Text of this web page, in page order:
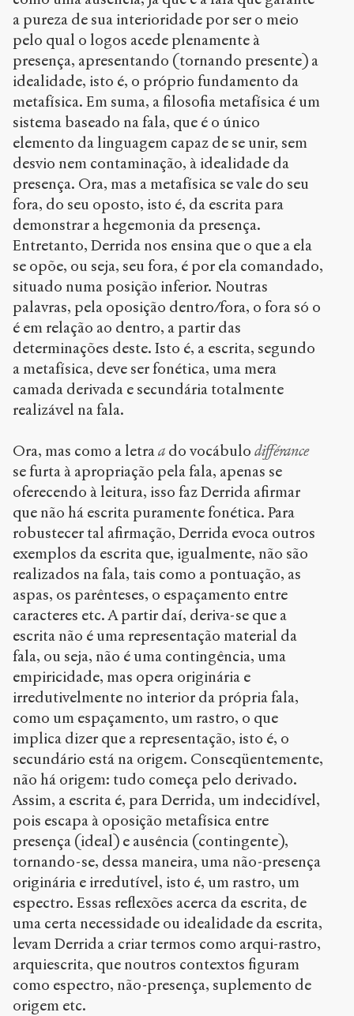
a pureza de sua interioridade por ser o meio
pelo qual o logos acede plenamente à
presença, apresentando (tornando presente) a
idealidade, isto é, o próprio fundamento da
metafísica. Em suma, a filosofia metafísica é um
sistema baseado na fala, que é o único
elemento da linguagem capaz de se unir, sem
desvio nem contaminação, à idealidade da
presença. Ora, mas a metafísica se vale do seu
fora, do seu oposto, isto é, da escrita para
demonstrar a hegemonia da presença.
Entretanto, Derrida nos ensina que o que a ela
se opõe, ou seja, seu fora, é por ela comandado,
situado numa posição inferior. Noutras
palavras, pela oposição dentro/fora, o fora só o
é em relação ao dentro, a partir das
determinações deste. Isto é, a escrita, segundo
a metafísica, deve ser fonética, uma mera
camada derivada e secundária totalmente
realizável na fala.
Ora, mas como a letraa do vocábulo différance
se furta à apropriação pela fala, apenas se
oferecendo à leitura, isso faz Derrida afirmar
que não há escrita puramente fonética. Para
robustecer tal afirmação, Derrida evoca outros
exemplos da escrita que, igualmente, não são
realizados na fala, tais como a pontuação, as
aspas, os parênteses, o espaçamento entre
caracteres etc. A partir daí, deriva-se que a
escrita não é uma representação material da
fala, ou seja, não é uma contingência, uma
empiricidade, mas opera originária e
irredutivelmente no interior da própria fala,
como um espaçamento, um rastro, o que
implica dizer que a representação, isto é, o
secundário está na origem. Conseqüentemente,
não há origem: tudo começa pelo derivado.
Assim, a escrita é, para Derrida, um indecidível,
pois escapa à oposição metafísica entre
presença (ideal) e ausência (contingente),
tornando-se, dessa maneira, uma não-presença
originária e irredutível, isto é, um rastro, um
espectro. Essas reflexões acerca da escrita, de
uma certa necessidade ou idealidade da escrita,
levam Derrida a criar termos como arqui-rastro,
arquiescrita, que noutros contextos figuram
como espectro, não-presença, suplemento de
origem etc.